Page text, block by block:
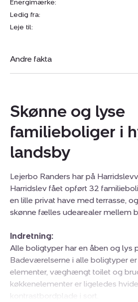
Energimærke:
Ledig fra:
Leje til:
Andre fakta
Skønne og lyse
familieboliger i
landsby
Lejerbo Randers har på
Harridslev fået opført 32
en lille privat have med terrasse,
skønne fælles udearealer mellem
Indretning:
Alle boligtyper har en åben og lys
Badeværelserne i alle boligtyper
elementer, væghængt toilet og
køkkenelementer er ligeledes
kontrastbordplade i sort.